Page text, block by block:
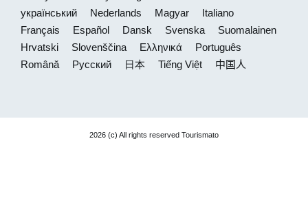
український
Nederlands Magyar
Italiano
Français
Español Dansk Svenska
Suomalainen
Hrvatski
Slovenščina Ελληνικά
Português
Română
Русский 日本 Tiếng Việt 中国人
2026 (c) All rights reserved Tourismato